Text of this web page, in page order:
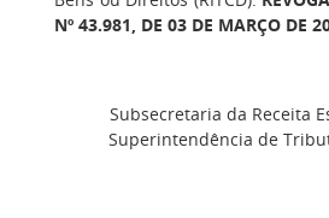
Nº 43.981, DE 03 DE MARÇO DE
Subsecretaria da Receita
Superintendência de